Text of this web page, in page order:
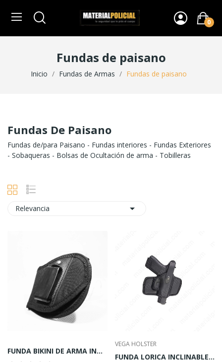
0
Fundas de paisano
Inicio Fundas de Armas Fundas de paisano
Fundas De Paisano
Fundas de/para Paisano - Fundas interiores - Fundas Exteriores
- Sobaqueras - Bolsas de Ocultación de arma - Tobilleras
Relevancia 
FUNDA BIKINI DE ARMA INTERIOR DIESTRO
VEGA HOLSTER
FUNDA LORICA INCLINABLE PARA CINTURON